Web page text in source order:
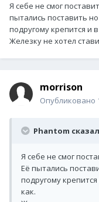
Я себе не смог
пытались поставить
подругому крепится и
Железку не хотел
morrison
Опубликовано
Phantom
Я себе не смог
Её пытались
подругому
как.